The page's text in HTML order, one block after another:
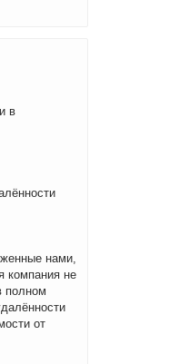
в
нами,
компания не
полном
от